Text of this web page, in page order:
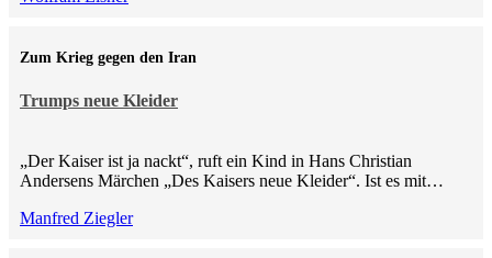
Trumps neue Kleider
Zum Krieg gegen den Iran
„Der Kaiser ist ja nackt“, ruft ein Kind in Hans Christian
Andersens Märchen „Des Kaisers neue Kleider“. Ist es mit…
Manfred Ziegler